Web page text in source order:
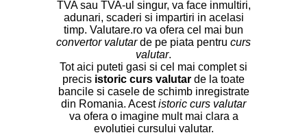
TVA sau TVA-ul singur, va face inmultiri,
adunari, scaderi si impartiri in acelasi
timp. Valutare.ro va ofera cel mai bun
convertor valutarde pe piata pentru curs
valutar.
Tot aici puteti gasi si cel mai complet si
precis istoric curs valutar de la toate
bancile si casele de schimb inregistrate
din Romania. Acestistoric curs valutar
va ofera o imagine mult mai clara a
evolutiei cursului valutar.